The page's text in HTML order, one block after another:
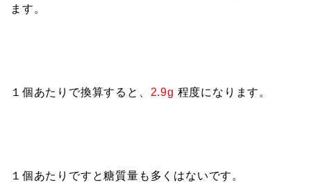
ます。
１個あたりで換算すると、 2.9g 程度になります。
１個あたりですと糖質量も多くはないです。